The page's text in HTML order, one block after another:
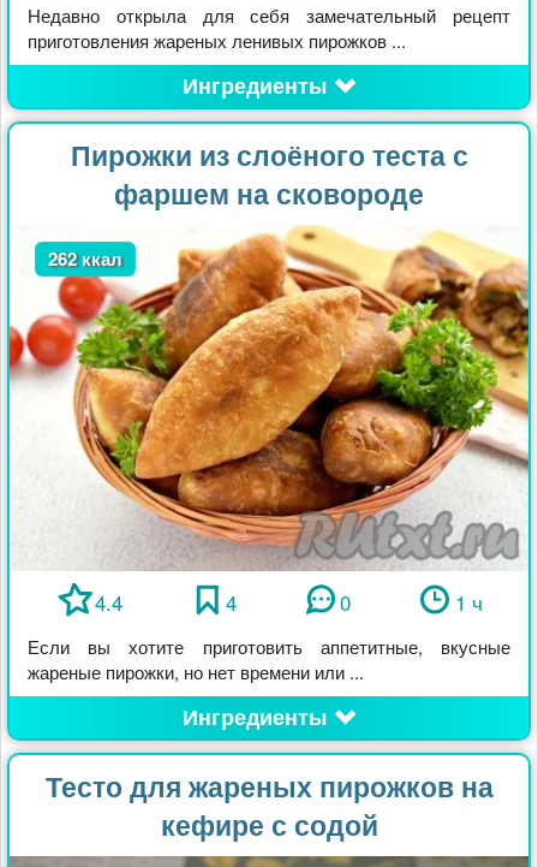
Недавно открыла для себя замечательный рецепт
приготовления жареных ленивых пирожков ...
Ингредиенты
Пирожки из слоёного теста с
фаршем на сковороде
262 ккал
4.4 4 0 1 ч
Если вы хотите приготовить аппетитные, вкусные
жареные пирожки, но нет времени или ...
Ингредиенты
Тесто для жареных пирожков на
кефире с содой